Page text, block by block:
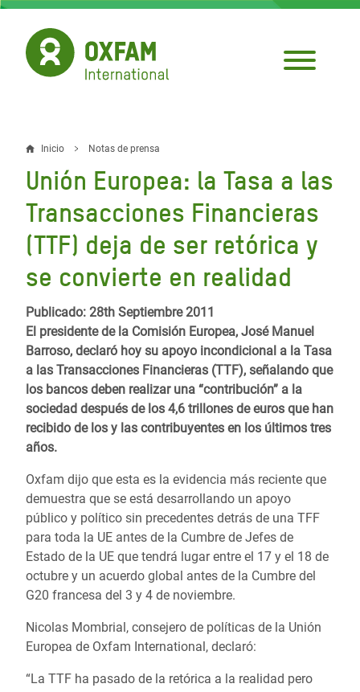
Pasar
contenido
principal
Sobrescribir
enlaces
de
ayuda
a
la
navegación
Inicio Notas de prensa
Unión Europea: la Tasa a las
Transacciones Financieras
(TTF) deja de ser retórica y
se convierte en realidad
Publicado: 28th Septiembre 2011
El presidente de la Comisión Europea, José Manuel
Barroso, declaró hoy su apoyo incondicional a la Tasa
a las Transacciones Financieras (TTF), señalando que
los bancos deben realizar una “contribución” a la
sociedad después de los 4,6 trillones de euros que han
recibido de los y las contribuyentes en los últimos tres
años.
Oxfam dijo que esta es la evidencia más reciente que
demuestra que se está desarrollando un apoyo
público y político sin precedentes detrás de una TFF
para toda la UE antes de la Cumbre de Jefes de
Estado de la UE que tendrá lugar entre el 17 y el 18 de
octubre y un acuerdo global antes de la Cumbre del
G20 francesa del 3 y 4 de noviembre.
Nicolas Mombrial, consejero de políticas de la Unión
Europea de Oxfam International, declaró:
“La TTF ha pasado de la retórica a la realidad pero